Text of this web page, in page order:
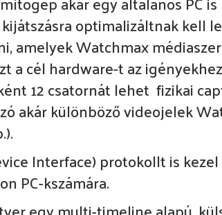
optimalizáltnak kell
amelyek Watchmax
a cél hardware-t az
12 csatornát lehet fizikai
akár különböző videojelek
Interface) protokollt is
PC-kszámára.